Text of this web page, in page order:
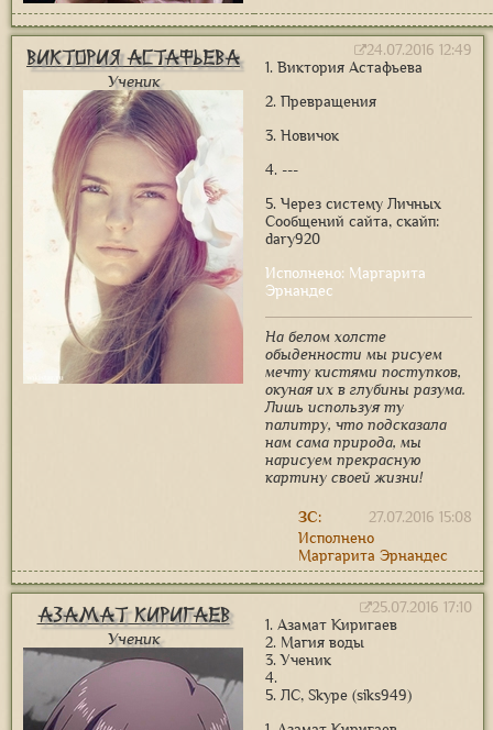
Виктория Астафьева
Ученик
24.07.2016 12:49
1. Виктория Астафьева
2. Превращения
3. Новичок
4. ---
5. Через систему Личных
Сообщений сайта, скайп:
dary920
Исполнено: Маргарита
Эрнандес
На белом холсте
обыденности мы рисуем
мечту кистями поступков,
окуная их в глубины разума.
Лишь используя ту
палитру, что подсказала
нам сама природа, мы
нарисуем прекрасную
картину своей жизни!
27.07.2016 15:08
ЗС:
Исполнено
Маргарита Эрнандес
Азамат Киригаев
Ученик
25.07.2016 17:10
1. Азамат Киригаев
2. Магия воды
3. Ученик
4.
5. ЛС, Skype (siks949)